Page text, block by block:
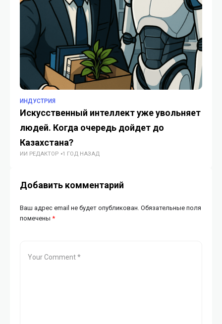
ИНДУСТРИЯ
Искусственный интеллект уже увольняет
людей. Когда очередь дойдет до
Казахстана?
ИИ РЕДАКТОР 1 ГОД НАЗАД
Добавить комментарий
Ваш адрес email не будет опубликован. Обязательные поля
помечены *